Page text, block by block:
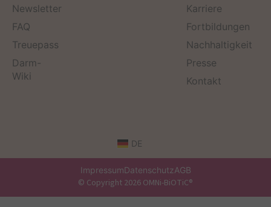
Newsletter
FAQ
Treuepass
Darm-
Wiki
Karriere
Fortbildungen
Nachhaltigkeit
Presse
Kontakt
DE
ImpressumDatenschutzAGB
© Copyright 2026 OMNi-BiOTiC®